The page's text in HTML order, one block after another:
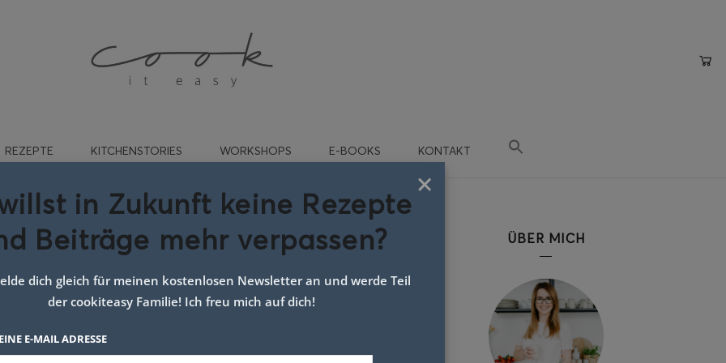
REZEPTE KITCHENSTORIES WORKSHOPS E-BOOKS KONTAKT
familienküche ÜBER MICH
×
in Zukunft keine Rezepte
Beiträge mehr verpassen?
dich gleich für meinen kostenlosen Newsletter an und werde Teil
der cookiteasy Familie! Ich freu mich auf dich!
E-MAIL ADRESSE